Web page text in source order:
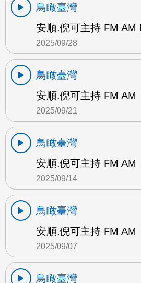
鳥瞰臺灣
安順.倪可主持 FM AM
2025/09/28
鳥瞰臺灣
安順.倪可主持 FM AM
2025/09/21
鳥瞰臺灣
安順.倪可主持 FM AM
2025/09/14
鳥瞰臺灣
安順.倪可主持 FM AM
2025/09/07
鳥瞰臺灣